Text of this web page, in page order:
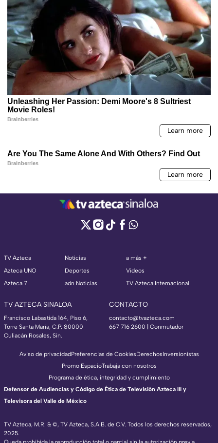
TV Azteca
Azteca UNO
Azteca 7
Noticias
Deportes
adn Noticias
a más +
Videos
TV Azteca Internacional
TV AZTECA SINALOA
Francisco Labastida 164, Piso 6,
Torre Santa María, C.P. 80000
Culiacán Rosales, Sin.
CONTACTO
contacto@tvazteca.com
667 716 2600 | Conmutador
TV Azteca, M.R. & ©, TV Azteca, S.A.B. de C.V. Todos los derechos reservados,
2025.
Aviso de privacidadPreferencias de CookiesDerechosInversionistas
Promo EspacioTrabaja con nosotros
Programa de ética, integridad y cumplimiento
Defensor de Audiencias y Código de Ética de Televisión Azteca III y
Televisora del Valle de México